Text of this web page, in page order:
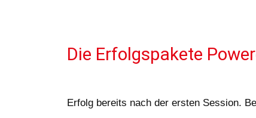
Die Erfolgspakete
Erfolg bereits nach der ersten Session.